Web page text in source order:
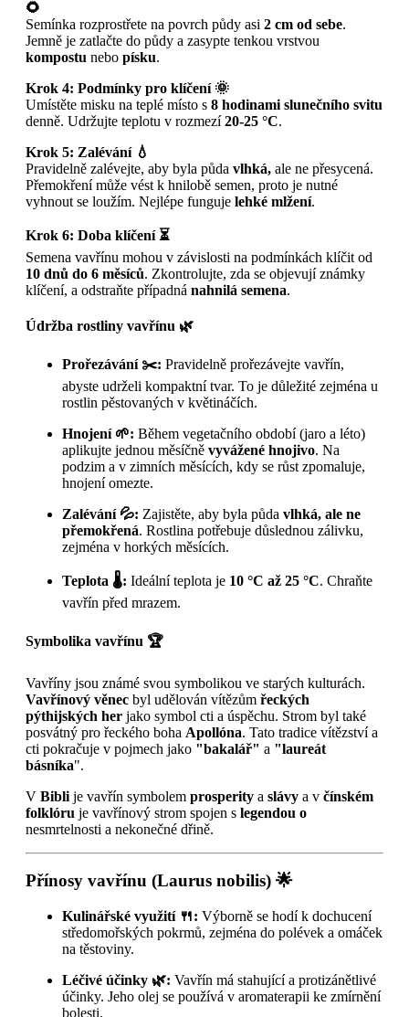
🌻
Semínka rozprostřete na povrch půdy asi 2 cm od sebe.
Jemně je zatlačte do půdy a zasypte tenkou vrstvou
kompostu nebo písku.
Krok 4: Podmínky pro klíčení 🌞
Umístěte misku na teplé místo s 8 hodinami slunečního svitu
denně. Udržujte teplotu v rozmezí20-25 °C.
Krok 5: Zalévání 💧
Pravidelně zalévejte, aby byla půda vlhká, ale ne přesycená.
Přemokření může vést k hnilobě semen, proto je nutné
vyhnout se loužím. Nejlépe funguje lehké mlžení.
Krok 6: Doba klíčení ⏳
Semena vavřínu mohou v závislosti na podmínkách klíčit od
10 dnů do 6 měsíců. Zkontrolujte, zda se objevují známky
klíčení, a odstraňte případná nahnilá semena.
Údržba rostliny vavřínu 🌿
Prořezávání ✂️: Pravidelně prořezávejte vavřín,
abyste udrželi kompaktní tvar. To je důležité zejména u
rostlin pěstovaných v květináčích.
Hnojení 🌱: Během vegetačního období (jaro a léto)
aplikujte jednou měsíčně vyvážené hnojivo. Na
podzim a v zimních měsících, kdy se růst zpomaluje,
hnojení omezte.
Zalévání 💦: Zajistěte, aby byla půda vlhká, ale ne
přemokřená. Rostlina potřebuje důslednou zálivku,
zejména v horkých měsících.
Teplota 🌡️: Ideální teplota je 10 °C až 25 °C. Chraňte
vavřín před mrazem.
Symbolika vavřínu 🏆
Vavříny jsou známé svou symbolikou ve starých kulturách.
Vavřínový věnec byl udělován vítězům řeckých
pýthijských her jako symbol cti a úspěchu. Strom byl také
posvátný pro řeckého boha Apollóna. Tato tradice vítězství a
cti pokračuje v pojmech jako "bakalář" a "laureát
básníka".
V Bibli je vavřín symbolem prosperity a slávy a v čínském
folklóru je vavřínový strom spojen s legendou o
nesmrtelnosti a nekonečné dřině.
Přínosy vavřínu (Laurus nobilis) 🌟
Kulinářské využití 🍴: Výborně se hodí k dochucení
středomořských pokrmů, zejména do polévek a omáček
na těstoviny.
Léčivé účinky 🌿: Vavřín má stahující a protizánětlivé
účinky. Jeho olej se používá v aromaterapii ke zmírnění
bolesti.